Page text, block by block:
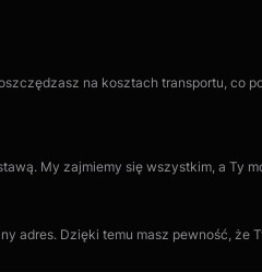
na kosztach transportu,
My zajmiemy się wszystkim, a Ty
adres. Dzięki temu masz pewność, że